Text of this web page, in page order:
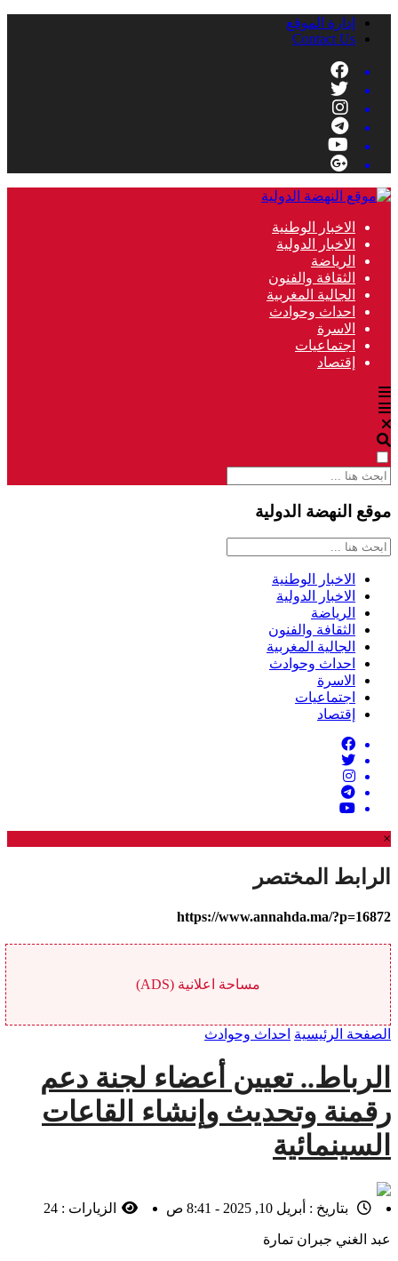
إدارة الموقع
Contact Us
الاخبار الوطنية
الاخبار الدولية
الرياضة
الثقافة والفنون
الجالية المغربية
احداث وحوادث
الاسرة
اجتماعيات
إقتصاد
موقع النهضة الدولية
الاخبار الوطنية
الاخبار الدولية
الرياضة
الثقافة والفنون
الجالية المغربية
احداث وحوادث
الاسرة
اجتماعيات
إقتصاد
×
الرابط المختصر
https://www.annahda.ma/?p=16872
مساحة اعلانية (ADS)
الصفحة الرئيسية احداث وحوادث
الرباط.. تعيين أعضاء لجنة دعم
رقمنة وتحديث وإنشاء القاعات
السينمائية
بتاريخ : أبريل 10, 2025 - 8:41 ص الزيارات : 24
عبد الغني جبران تمارة